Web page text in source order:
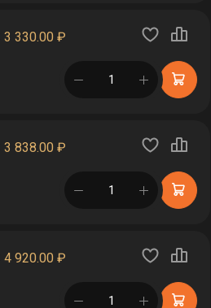
3 330.00 ₽
в корзине
3 838.00 ₽
в корзине
4 920.00 ₽
в корзине